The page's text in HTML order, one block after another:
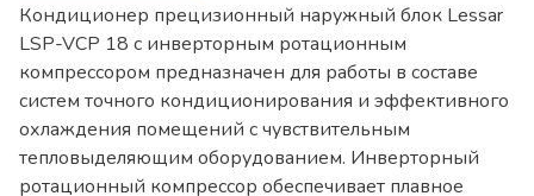
Кондиционер прецизионный наружный блок Lessar
LSP-VCP 18 с инверторным ротационным
компрессором предназначен для работы в составе
систем точного кондиционирования и эффективного
охлаждения помещений с чувствительным
тепловыделяющим оборудованием. Инверторный
ротационный компрессор обеспечивает плавное